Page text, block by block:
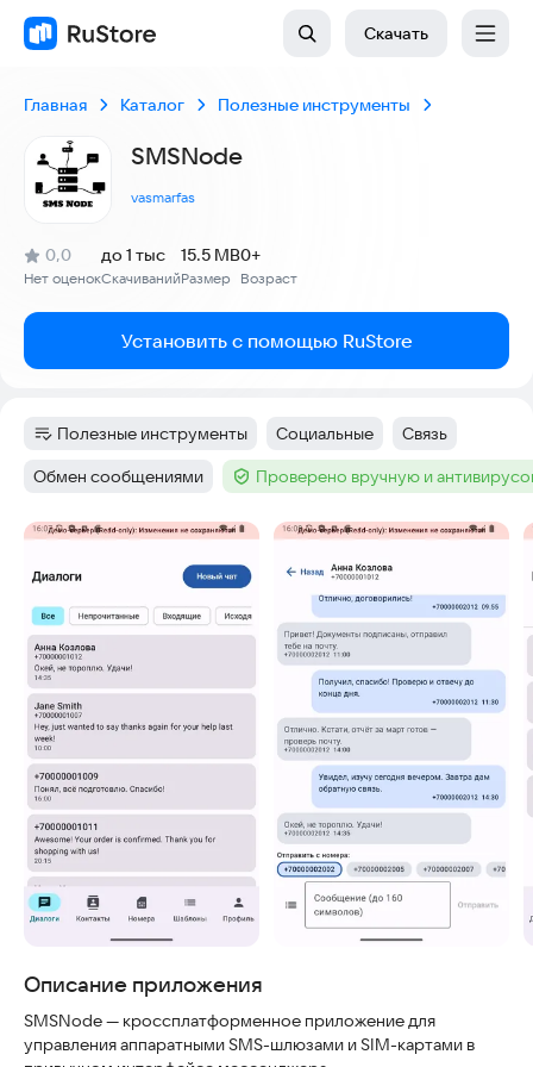
Скачать
Главная Каталог Полезные инструменты
SMSNode
vasmarfas
Рейтинг:
0,0
(
Нет оценок
)
Скачиваний
до 1 тыс
Размер
15.5 MB
Возраст
0+
Установить с помощью RuStore
Категория:
Полезные инструменты Тег:
Социальные Тег:
Связь
Тег:
Обмен сообщениями Тег :Проверено вручную и
Скриншоты
Описание приложения
SMSNode — кроссплатформенное приложение для
управления аппаратными SMS-шлюзами и SIM-картами в